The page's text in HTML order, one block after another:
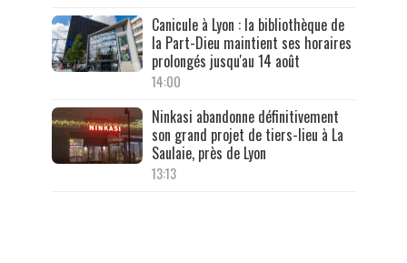
Canicule à Lyon : la bibliothèque de
la Part-Dieu maintient ses horaires
prolongés jusqu'au 14 août
14:00
Ninkasi abandonne définitivement
son grand projet de tiers-lieu à La
Saulaie, près de Lyon
13:13